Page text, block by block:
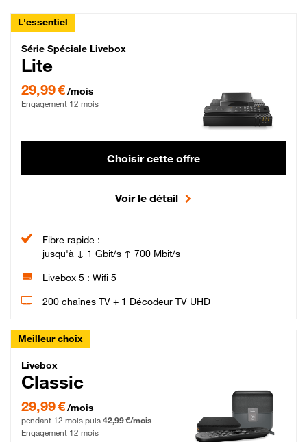
L'essentiel
Série Spéciale Livebox Lite Fibre
Série Spéciale Livebox
Lite
29,99 €/mois
Engagement 12 mois
Choisir cette offre
Voir le détail
Fibre rapide :
jusqu'à ↓ 1 Gbit/s ↑ 700 Mbit/s
Livebox 5 : Wifi 5
200 chaînes TV + 1 Décodeur TV UHD
Meilleur choix
Livebox Classic Fibre
Livebox
Classic
29,99 € par mois pendant 12 mois puis 42,99 € par mois, Engagement 12 mois
29,99 €/mois
pendant 12 mois puis 42,99 €/mois
Engagement 12 mois